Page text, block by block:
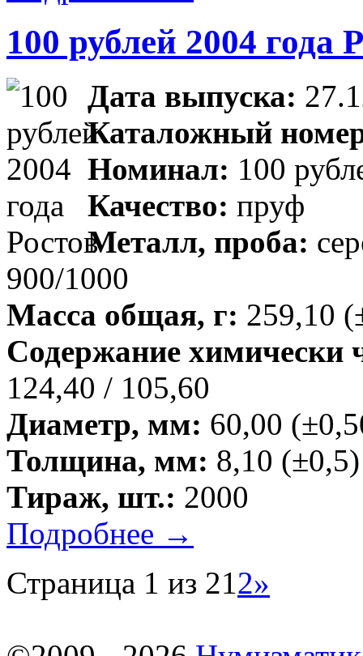
100 рублей 2004 года
Дата выпуска:
Каталожный
Номинал: 100
Качество: пруф
Металл, проба:
900/1000
Масса общая, г: 259,10
Содержание химически
124,40 / 105,60
Диаметр, мм: 60,00
Толщина, мм: 8,10 (±0,5)
Тираж, шт.: 2000
Подробнее →
Страница 1 из 212»